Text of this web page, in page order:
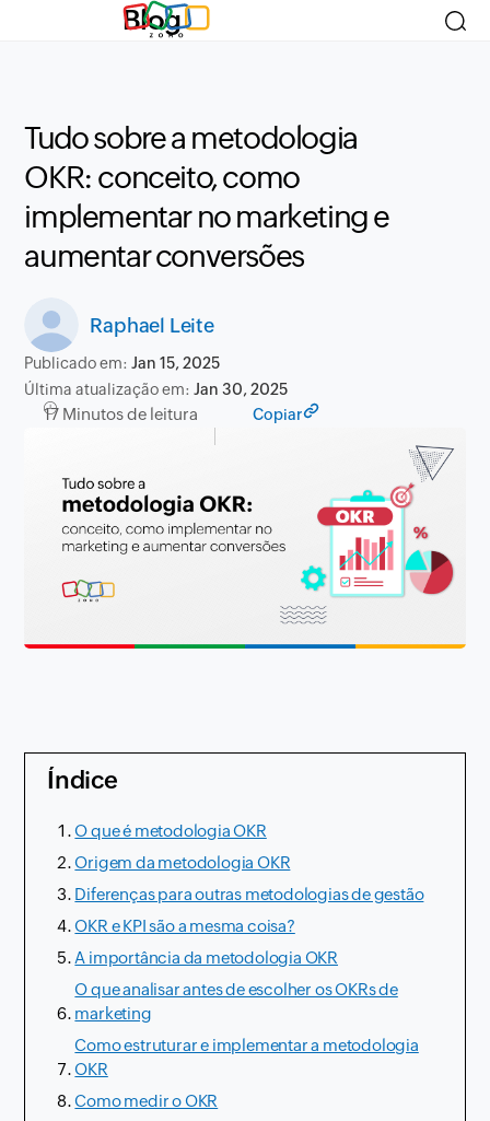
Blog
Tudo sobre a metodologia
OKR: conceito, como
implementar no marketing e
aumentar conversões
Raphael Leite
Publicado em:Jan 15, 2025
Última atualização em:Jan 30, 2025
17 Minutos de leitura Copiar
Índice
O que é metodologia OKR
Origem da metodologia OKR
Diferenças para outras metodologias de gestão
OKR e KPI são a mesma coisa?
A importância da metodologia OKR
O que analisar antes de escolher os OKRs de
marketing
Como estruturar e implementar a metodologia
OKR
Como medir o OKR